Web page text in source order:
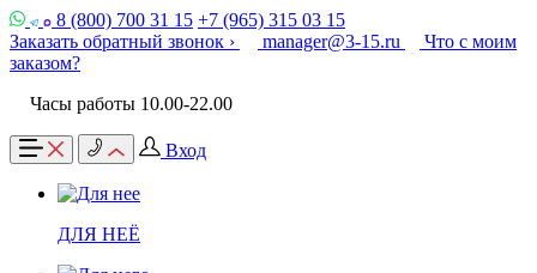
8 (800) 700 31 15 +7 (965) 315 03 15
Заказать обратный звонок ›
manager@3-15.ru
Что с моим
заказом?
Часы работы 10.00-22.00
Вход
ДЛЯ НЕЁ